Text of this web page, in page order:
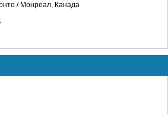
/ Монреал, Канада